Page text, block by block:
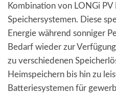
Kombination von LONGi
Speichersystemen. Diese
Energie während sonniger
Bedarf wieder zur
zu verschiedenen
Heimspeichern bis hin zu
Batteriesystemen für